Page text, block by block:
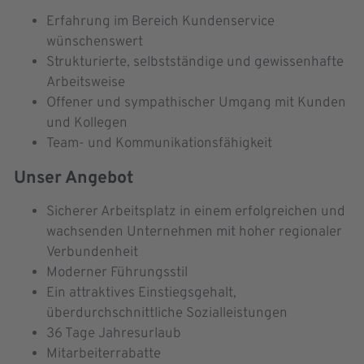
Erfahrung im Bereich Kundenservice
wünschenswert
Strukturierte, selbstständige und gewissenhafte
Arbeitsweise
Offener und sympathischer Umgang mit Kunden
und Kollegen
Team- und Kommunikationsfähigkeit
Unser Angebot
Sicherer Arbeitsplatz in einem erfolgreichen und
wachsenden Unternehmen mit hoher regionaler
Verbundenheit
Moderner Führungsstil
Ein attraktives Einstiegsgehalt,
überdurchschnittliche Sozialleistungen
36 Tage Jahresurlaub
Mitarbeiterrabatte